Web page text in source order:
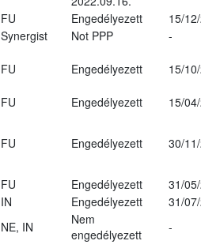
FU Engedélyezett
15/
Synergist Not PPP
-
FU Engedélyezett 15/
FU Engedélyezett
15/
FU Engedélyezett 30/
FU Engedélyezett
31/
IN Engedélyezett
31/
NE, IN
Nem
engedélyezett
-